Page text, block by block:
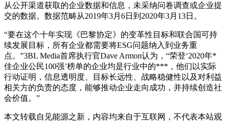
从公开渠道获取的企业数据和信息，未采纳问卷调查或企业提
交的数据。数据范畴从2019年3月6日到2020年3月13日。
“要在这个十年实现《巴黎协定》的变革性目标和联合国可持
续发展目标，所有企业都需要将ESG问题纳入到业务重
点。”3BL Media首席执行官Dave Armon认为，“荣登‘2020年*
佳企业公民100强’榜单的企业均是行业中的***，他们以实际
行动证明，信息透明度、目标长远性、战略稳健性以及对利益
相关方的负责的态度，能够推动企业走向成功，并持续创造社
会价值。”
本文转载自见能源之新，内容均来自于互联网，不代表本站观